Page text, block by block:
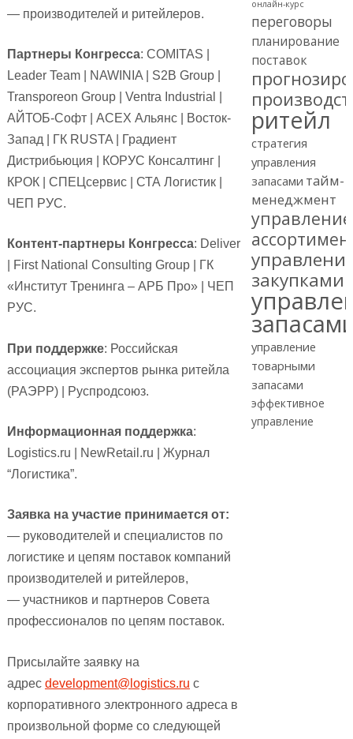
— производителей и ритейлеров.
Партнеры Конгресса: COMITAS |
Leader Team | NAWINIA | S2B Group |
Transporeon Group | Ventra Industrial |
АЙТОБ-Софт | АСЕХ Альянс | Восток-
Запад | ГК RUSTA | Градиент
Дистрибьюция | КОРУС Консалтинг |
КРОК | СПЕЦсервис | СТА Логистик |
ЧЕП РУС.
Контент-партнеры Конгресса: Deliver
| First National Consulting Group | ГК
«Институт Тренинга – АРБ Про» | ЧЕП
РУС.
При поддержке: Российская
ассоциация экспертов рынка ритейла
(РАЭРР) | Руспродсоюз.
Информационная поддержка:
Logistics.ru | NewRetail.ru | Журнал
“Логистика”.
Заявка на участие принимается от:
— руководителей и специалистов по
логистике и цепям поставок компаний
производителей и ритейлеров,
— участников и партнеров Совета
профессионалов по цепям поставок.
Присылайте заявку на
адрес development@logistics.ru с
корпоративного электронного адреса в
произвольной форме со следующей
онлайн-курс
переговоры
планирование
поставок
ритейл
стратегия
управления
запасами тайм-
менеджмент
управление
закупками
управление
товарными
запасами
эффективное
управление